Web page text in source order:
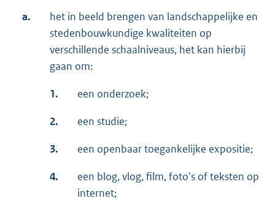
a.
het in beeld brengen van landschappelijke en
stedenbouwkundige kwaliteiten op
verschillende schaalniveaus, het kan hierbij
gaan om:
1. een onderzoek;
2. een studie;
3. een openbaar toegankelijke expositie;
4.
een blog, vlog, film, foto's of teksten op
internet;